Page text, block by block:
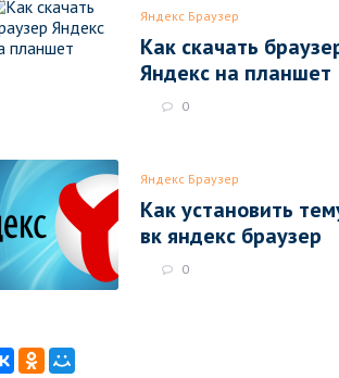
Яндекс Браузер
Как скачать
Яндекс на планшет
0
Яндекс Браузер
Как установить
вк яндекс браузер
0